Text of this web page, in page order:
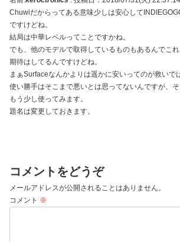
Chuwiだからってある意味少しは安心して
ですけどね。
結局は中華レベルってことですかね。
でも、他のモデルで取得しているものもあるんでこ
期待はしてるんですけどね。
まぁSurfaceなんかよりは遥かに安いってのが救いで
使い勝手はそこまで悪いとは思ってないんですが、そ
もう少し使ってみます。
題名は変更しておきます。
コメントをどうぞ
メールアドレスが公開されることはありません。
コメント ※